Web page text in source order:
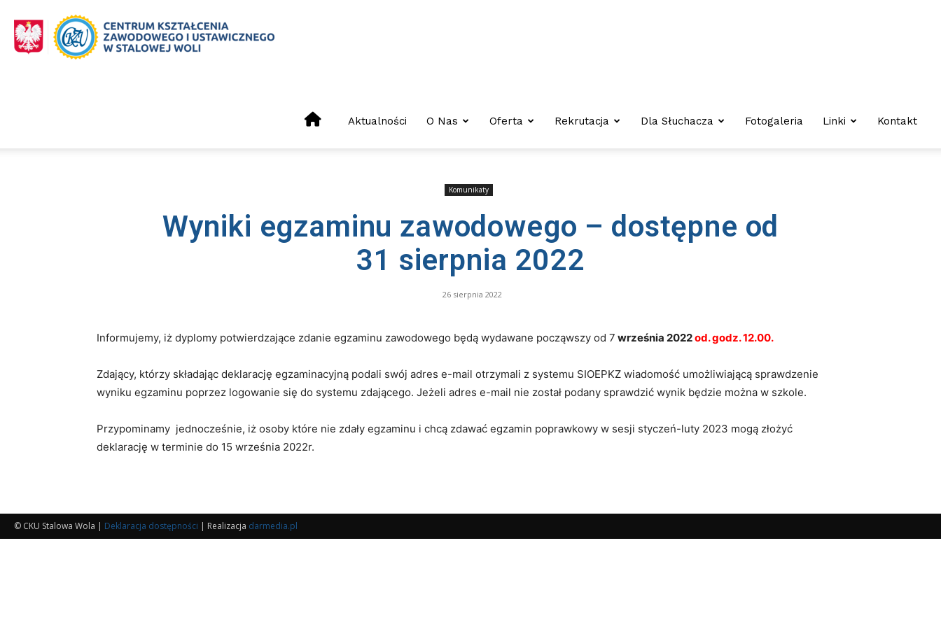
CKZiU
Stalowa
Centrum
Zawodowego
Ustawicznego
Aktualności O Nas Oferta Rekrutacja Dla Słuchacza Fotogaleria Linki Kontakt
Komunikaty
Wyniki egzaminu zawodowego – dostępne od
31 sierpnia 2022
26 sierpnia 2022
Informujemy, iż dyplomy potwierdzające zdanie egzaminu zawodowego będą wydawane począwszy od 7 września 2022od. godz. 12.00.
Zdający, którzy składając deklarację egzaminacyjną podali swój adres e-mail otrzymali z systemu SIOEPKZ wiadomość umożliwiającą sprawdzenie
wyniku egzaminu poprzez logowanie się do systemu zdającego. Jeżeli adres e-mail nie został podany sprawdzić wynik będzie można w szkole.
Przypominamy jednocześnie, iż osoby które nie zdały egzaminu i chcą zdawać egzamin poprawkowy w sesji styczeń-luty 2023 mogą złożyć
deklarację w terminie do 15 września 2022r.
© CKU Stalowa Wola | Deklaracja dostępności | Realizacja darmedia.pl